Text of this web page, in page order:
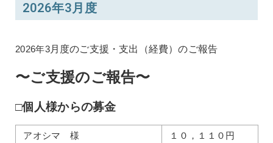
2026年3月度
2026年3月度のご支援・支出（経費）のご報告
〜ご支援のご報告〜
□個人様からの募金
アオシマ 様 １０，１１０円